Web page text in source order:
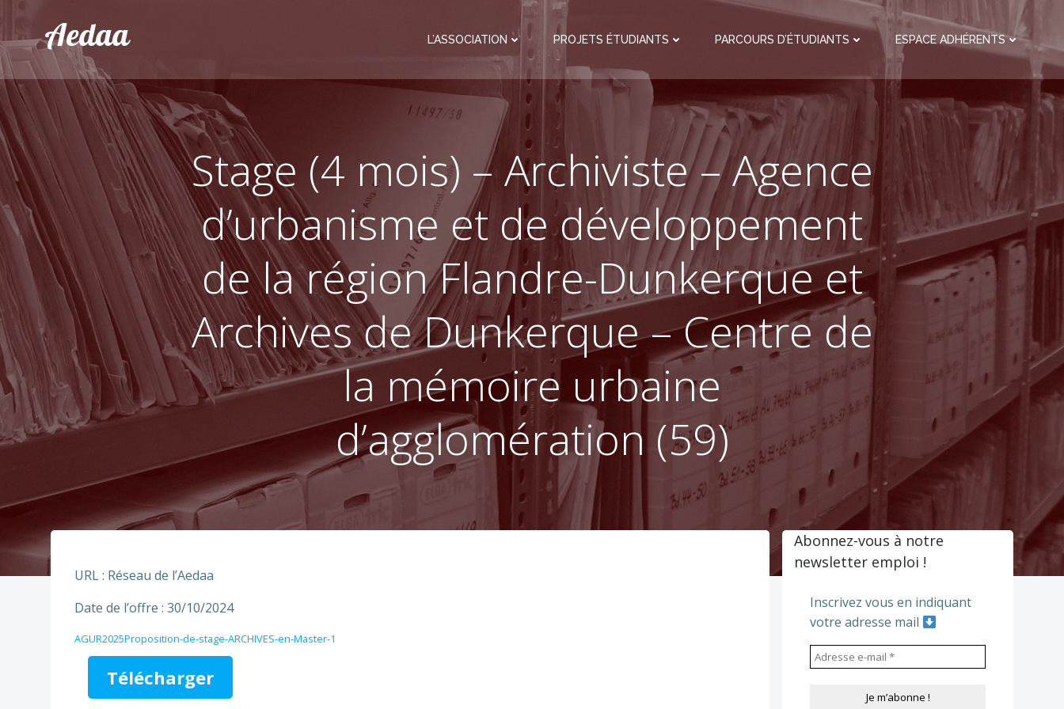
contenuAedaa L’ASSOCIATION PROJETS ÉTUDIANTS PARCOURS D’ÉTUDIANTS ESPACE ADHÉRENTS
Stage (4 mois) – Archiviste – Agence
d’urbanisme et de développement
de la région Flandre-Dunkerque et
Archives de Dunkerque – Centre de
la mémoire urbaine
d’agglomération (59)
URL : Réseau de l’Aedaa
Date de l’offre : 30/10/2024
AGUR2025Proposition-de-stage-ARCHIVES-en-Master-1
Télécharger
Abonnez-vous à notre
newsletter emploi !
Inscrivez vous en indiquant
votre adresse mail